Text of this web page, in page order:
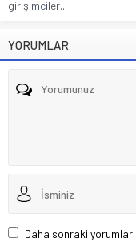
girişimciler...
YORUMLAR
Daha sonraki